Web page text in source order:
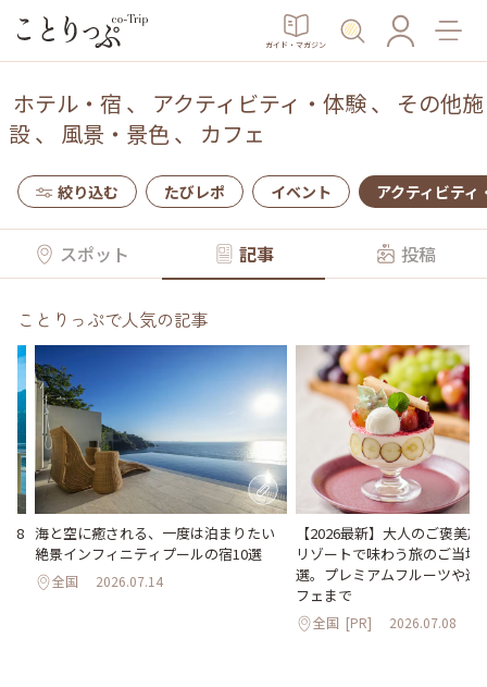
ガイド・マガジン
ホテル・宿 、 アクティビティ・体験、 その他施
設、 風景・景色、 カフェ
絞り込む たびレポ イベント アクティビティ
スポット 記事 投稿
ことりっぷで人気の記事
8 海と空に癒される、一度は泊まりたい
絶景インフィニティプールの宿10選
全国 2026.07.14
【2026最新】大人のご褒美
リゾートで味わう旅のご当地
選。プレミアムフルーツや進
フェまで
全国 [PR] 2026.07.08